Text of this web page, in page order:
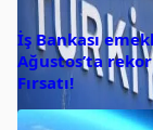
İş Bankası
Ağustos’ta
Fırsatı!